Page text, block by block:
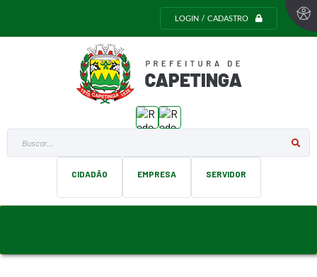
LOGIN / CADASTRO
Buscar...
CIDADÃO EMPRESA SERVIDOR